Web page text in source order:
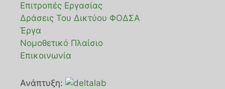
Επιτροπές Εργασίας
Δράσεις Του Δικτύου ΦΟΔΣΑ
Έργα
Νομοθετικό Πλαίσιο
Επικοινωνία
Ανάπτυξη: